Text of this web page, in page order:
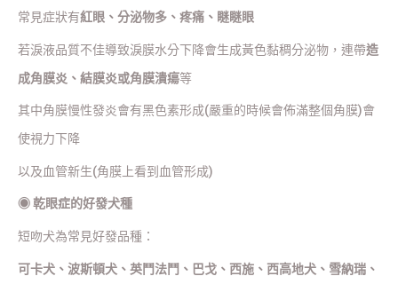
常見症狀有紅眼、分泌物多、疼痛、瞇瞇眼
若淚液品質不佳導致淚膜水分下降會生成黃色黏稠分泌物，連帶造
成角膜炎、結膜炎或角膜潰瘍等
其中角膜慢性發炎會有黑色素形成(嚴重的時候會佈滿整個角膜)會
使視力下降
以及血管新生(角膜上看到血管形成)
◉乾眼症的好發犬種
短吻犬為常見好發品種：
可卡犬、波斯頓犬、英鬥法鬥、巴戈、西施、西高地犬、雪納瑞、